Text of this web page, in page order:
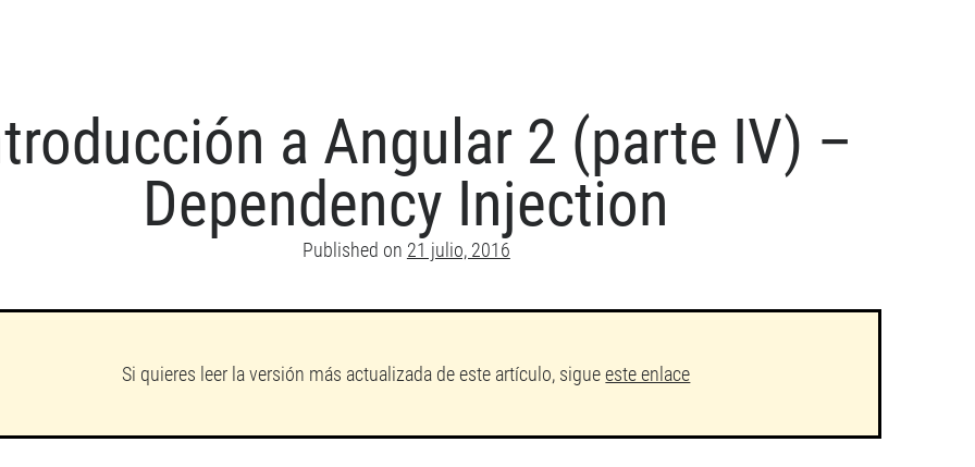
a Angular 2 (parte IV) –
Dependency Injection
Published on 21 julio, 2016
Si quieres leer la versión más actualizada de este artículo, sigueeste enlace